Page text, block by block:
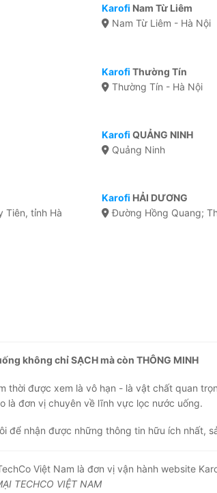
Karofi Nam Từ Liêm
Nam Từ Liêm - Hà Nội
Karofi Thường Tín
Thường Tín - Hà Nội
Karofi QUẢNG NINH
Quảng Ninh
Tiên, tỉnh Hà
Karofi HẢI DƯƠNG
Đường Hồng Quang;
không chỉ SẠCH mà còn THÔNG MINH
thời được xem là vô hạn - là vật chất quan
là đơn vị chuyên về lĩnh vực lọc nước uống.
để nhận được những thông tin hữu ích nhất,
Việt Nam là đơn vị vận hành website
TECHCO VIỆT NAM